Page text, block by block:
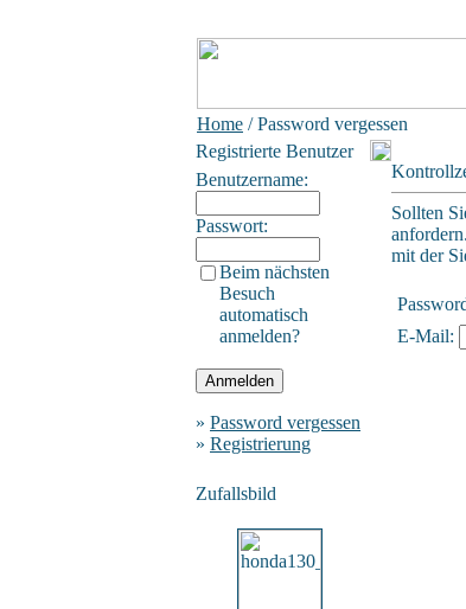
Home / Password vergessen
Registrierte Benutzer
Benutzername:
Passwort:
Beim nächsten
Besuch
automatisch
anmelden?
» Password vergessen
» Registrierung
Zufallsbild
Sollten
mit der
E-Mail: